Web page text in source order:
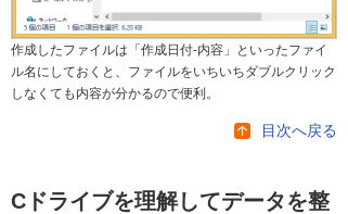
作成したファイルは「作成日付-内容」といったファイ
ル名にしておくと、ファイルをいちいちダブルクリック
しなくても内容が分かるので便利。
目次へ戻る
Cドライブを理解してデータを整